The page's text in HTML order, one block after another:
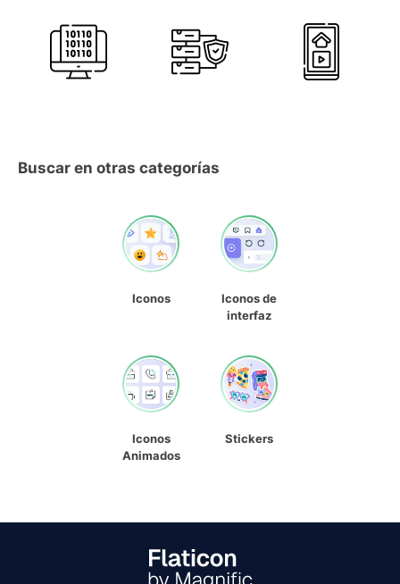
Buscar en otras categorías
Iconos
Iconos de
interfaz
Iconos
Animados
Stickers